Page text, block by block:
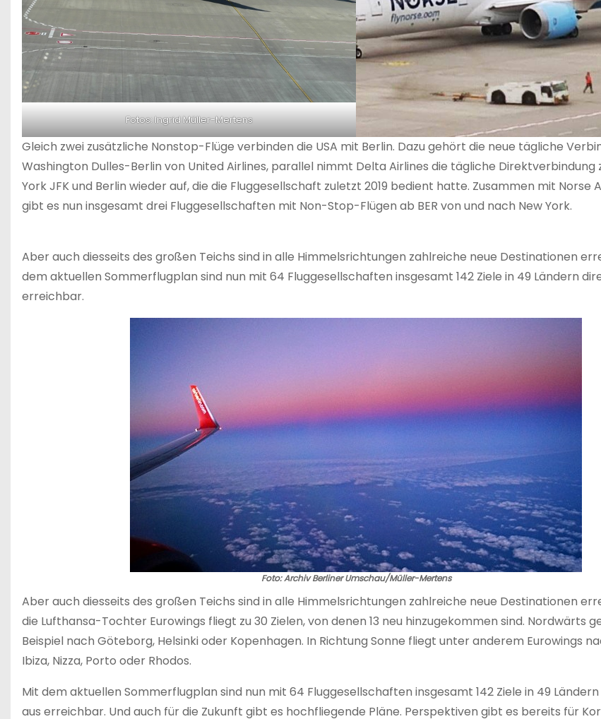
Fotos: Ingrid Müller-Mertens
Gleich zwei zusätzliche Nonstop-Flüge verbinden die USA mit Berlin. Dazu gehört die neue tägliche
Washington Dulles-Berlin von United Airlines, parallel nimmt Delta Airlines die tägliche Direktverbindung
York JFK und Berlin wieder auf, die die Fluggesellschaft zuletzt 2019 bedient hatte. Zusammen mit Norse
gibt es nun insgesamt drei Fluggesellschaften mit Non-Stop-Flügen ab BER von und nach New York.
Aber auch diesseits des großen Teichs sind in alle Himmelsrichtungen zahlreiche neue Destinationen
dem aktuellen Sommerflugplan sind nun mit 64 Fluggesellschaften insgesamt 142 Ziele in 49 Ländern
erreichbar.
Foto: Archiv Berliner Umschau/Müller-Mertens
Aber auch diesseits des großen Teichs sind in alle Himmelsrichtungen zahlreiche neue Destinationen
die Lufthansa-Tochter Eurowings fliegt zu 30 Zielen, von denen 13 neu hinzugekommen sind. Nordwärts
Beispiel nach Göteborg, Helsinki oder Kopenhagen. In Richtung Sonne fliegt unter anderem Eurowings
Ibiza, Nizza, Porto oder Rhodos.
Mit dem aktuellen Sommerflugplan sind nun mit 64 Fluggesellschaften insgesamt 142 Ziele in 49 Ländern
aus erreichbar. Und auch für die Zukunft gibt es hochfliegende Pläne. Perspektiven gibt es bereits für